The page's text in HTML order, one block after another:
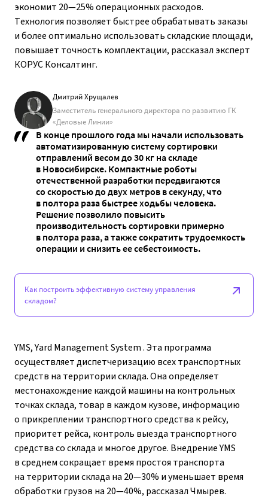
экономит 20—25% операционных расходов.
Технология позволяет быстрее обрабатывать заказы
и более оптимально использовать складские площади,
повышает точность комплектации, рассказал эксперт
КОРУС Консалтинг.
Дмитрий Хрущалев
Заместитель генерального директора по развитию ГК
«Деловые Линии»
В конце прошлого года мы начали использовать
автоматизированную систему сортировки
отправлений весом до 30 кг на складе
в Новосибирске. Компактные роботы
отечественной разработки передвигаются
со скоростью до двух метров в секунду, что
в полтора раза быстрее ходьбы человека.
Решение позволило повысить
производительность сортировки примерно
в полтора раза, а также сократить трудоемкость
операции и снизить ее себестоимость.
Как построить эффективную систему управления
складом?
YMS, Yard Management System . Эта программа
осуществляет диспетчеризацию всех транспортных
средств на территории склада. Она определяет
местонахождение каждой машины на контрольных
точках склада, товар в каждом кузове, информацию
о прикреплении транспортного средства к рейсу,
приоритет рейса, контроль выезда транспортного
средства со склада и многое другое. Внедрение YMS
в среднем сокращает время простоя транспорта
на территории склада на 20—30% и уменьшает время
обработки грузов на 20—40%, рассказал Чмырев.